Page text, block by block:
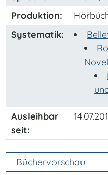
Produktion:
Systematik:
Ausleihbar
seit:
Unter Navigation
Büchervorschau